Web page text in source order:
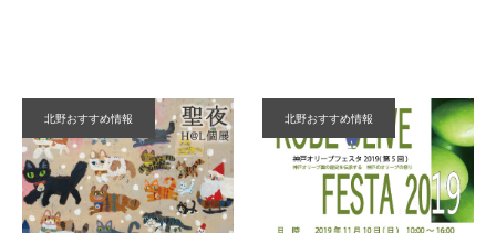
北野おすすめ情報 北野おすすめ情報